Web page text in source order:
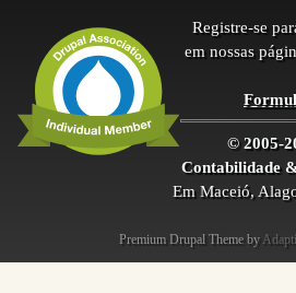
Registre-se
em nossas
© 2005-
Contabilidade
Em Maceió,
Premium Drupal Theme by